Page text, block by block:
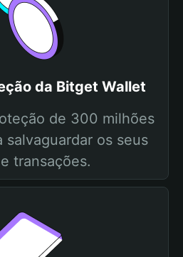
da Bitget Wallet
de 300 milhões
salvaguardar os seus
transações.